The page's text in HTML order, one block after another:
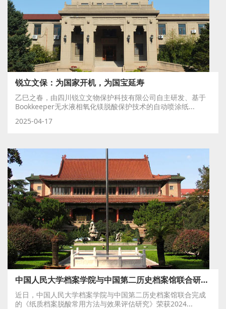
锐立文保：为国家开机，为国宝延寿
乙巳之春，由四川锐立文物保护科技有限公司自主研发、基于
Bookkeeper无水液相氧化镁脱酸保护技术的自动喷涂纸...
2025-04-17
中国人民大学档案学院与中国第二历史档案馆联合研究成果荣获2024年度国家档案局科技成果二等奖！
近日，中国人民大学档案学院与中国第二历史档案馆联合完成
的《纸质档案脱酸常用方法与效果评估研究》荣获2024...